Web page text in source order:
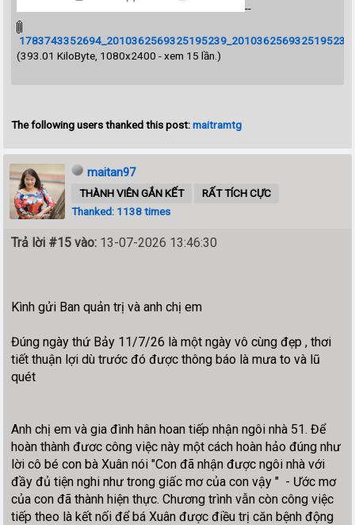
--
(393.01 KiloByte, 1080x2400 - xem 15 lần.)
The following users thanked this post:maitramtg
maitan97
THÀNH VIÊN GẮN KẾT
RẤT TÍCH CỰC
Thanked: 1138 times
Trả lời #15 vào: 13-07-2026 13:46:30
Kình gửi Ban quản trị và anh chị em
Đúng ngày thứ Bảy 11/7/26 là một ngày vô cùng đẹp , thơi
tiết thuận lợi dù trước đó được thông báo là mưa to và lũ
quét
Anh chị em và gia đình hân hoan tiếp nhận ngôi nhà 51. Để
hoàn thành đươc công việc này một cách hoàn hảo đúng như
lời cô bé con bà Xuân nói "Con đã nhận được ngôi nhà với
đầy đủ tiện nghi như trong giấc mơ của con vậy " - Ước mơ
của con đã thành hiện thực. Chương trình vẫn còn công việc
tiếp theo là kết nối để bá Xuân được điều trị căn bệnh động